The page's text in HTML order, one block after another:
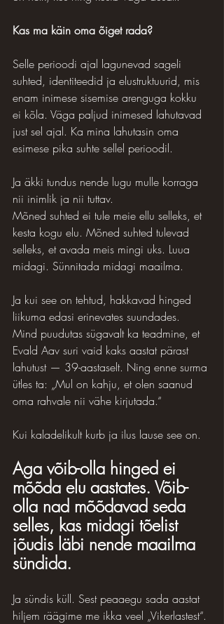
Kas ma käin oma õiget rada?
Selle perioodi ajal lagunevad sageli
suhted, identiteedid ja elustruktuurid, mis
enam inimese sisemise arenguga kokku
ei kõla. Väga paljud inimesed lahutavad
just sel ajal. Ka mina lahutasin oma
esimese pika suhte sellel perioodil.
Ja äkki tundus nende lugu mulle korraga
nii inimlik ja nii tuttav.
Mõned suhted ei tule meie ellu selleks, et
kesta kogu elu. Mõned suhted tulevad
selleks, et avada meis mingi uks. Luua
midagi. Sünnitada midagi maailma.
Ja kui see on tehtud, hakkavad hinged
liikuma edasi erinevates suundades.
Mind puudutas sügavalt ka teadmine, et
Evald Aav suri vaid kaks aastat pärast
lahutust — 39-aastaselt. Ning enne surma
ütles ta: „Mul on kahju, et olen saanud
oma rahvale nii vähe kirjutada.“
Kui kaladelikult kurb ja ilus lause see on.
Aga võib-olla hinged ei
mõõda elu aastates. Võib-
olla nad mõõdavad seda
selles, kas midagi tõelist
jõudis läbi nende maailma
sündida.
Ja sündis küll. Sest peaaegu sada aastat
hiljem räägime me ikka veel „Vikerlastest“.